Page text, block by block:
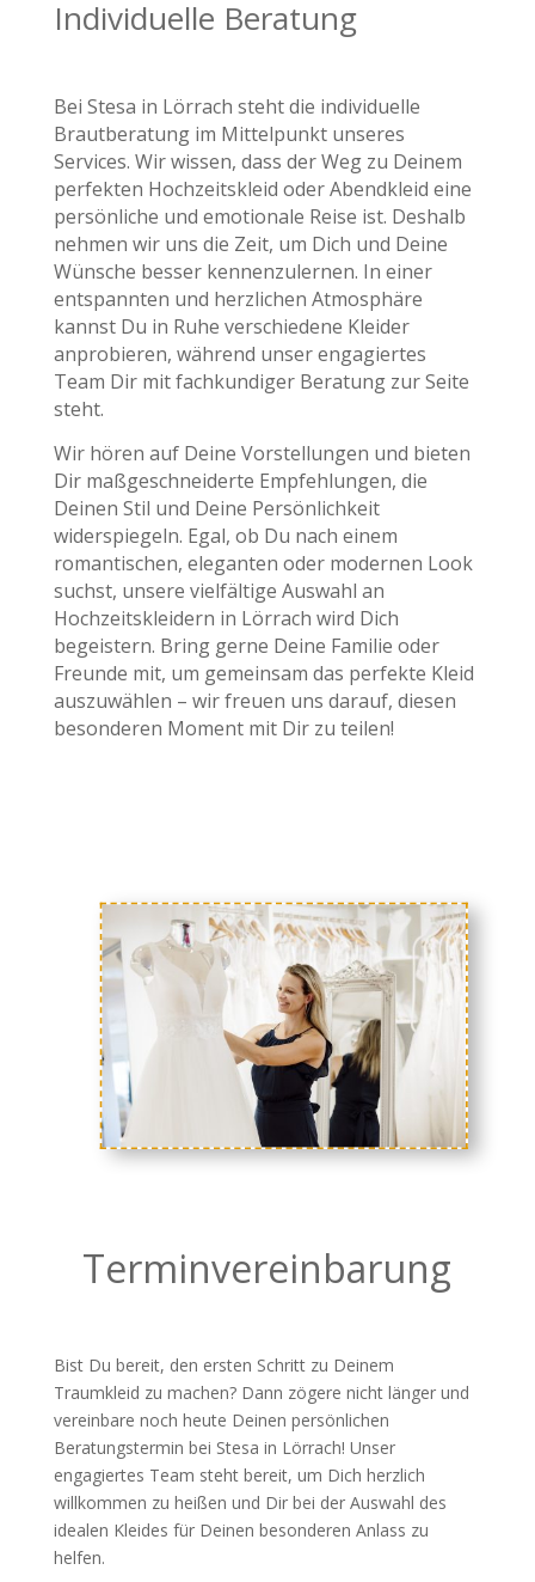
Individuelle Beratung
Bei Stesa in Lörrach steht die individuelle
Brautberatung im Mittelpunkt unseres
Services. Wir wissen, dass der Weg zu Deinem
perfekten Hochzeitskleid oder Abendkleid eine
persönliche und emotionale Reise ist. Deshalb
nehmen wir uns die Zeit, um Dich und Deine
Wünsche besser kennenzulernen. In einer
entspannten und herzlichen Atmosphäre
kannst Du in Ruhe verschiedene Kleider
anprobieren, während unser engagiertes
Team Dir mit fachkundiger Beratung zur Seite
steht.
Wir hören auf Deine Vorstellungen und bieten
Dir maßgeschneiderte Empfehlungen, die
Deinen Stil und Deine Persönlichkeit
widerspiegeln. Egal, ob Du nach einem
romantischen, eleganten oder modernen Look
suchst, unsere vielfältige Auswahl an
Hochzeitskleidern in Lörrach wird Dich
begeistern. Bring gerne Deine Familie oder
Freunde mit, um gemeinsam das perfekte Kleid
auszuwählen – wir freuen uns darauf, diesen
besonderen Moment mit Dir zu teilen!
Terminvereinbarung
Bist Du bereit, den ersten Schritt zu Deinem
Traumkleid zu machen? Dann zögere nicht länger und
vereinbare noch heute Deinen persönlichen
Beratungstermin bei Stesa in Lörrach! Unser
engagiertes Team steht bereit, um Dich herzlich
willkommen zu heißen und Dir bei der Auswahl des
idealen Kleides für Deinen besonderen Anlass zu
helfen.